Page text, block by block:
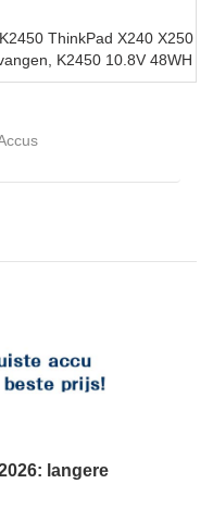
ThinkPad X240 X250
K2450 10.8V 48WH
langere